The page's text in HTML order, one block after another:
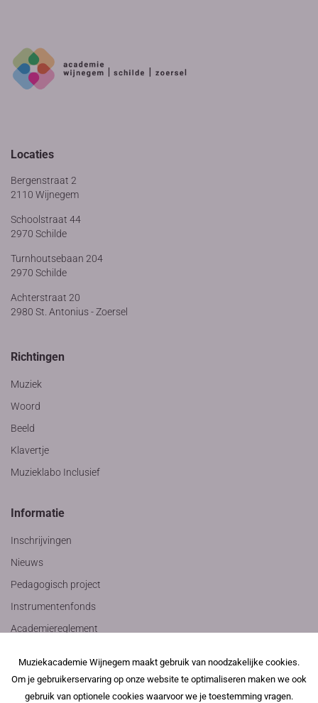
Locaties
Bergenstraat 2
2110 Wijnegem
Schoolstraat 44
2970 Schilde
Turnhoutsebaan 204
2970 Schilde
Achterstraat 20
2980 St. Antonius - Zoersel
Richtingen
Muziek
Woord
Beeld
Klavertje
Muzieklabo Inclusief
Informatie
Inschrijvingen
Nieuws
Pedagogisch project
Instrumentenfonds
Academiereglement
Contact
Muziekacademie Wijnegem maakt gebruik van noodzakelijke cookies.
Om je gebruikerservaring op onze website te optimaliseren maken we ook
gebruik van optionele cookies waarvoor we je toestemming vragen.